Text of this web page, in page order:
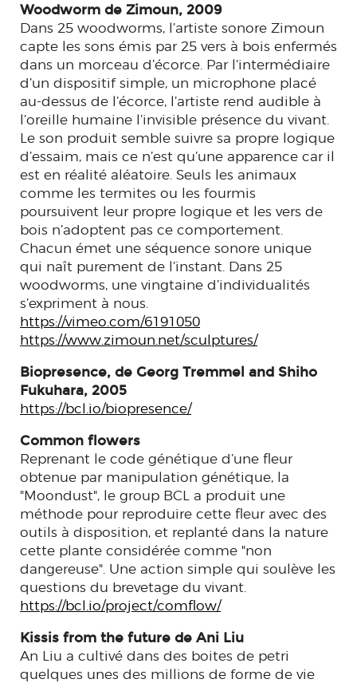
Woodworm de Zimoun, 2009
Dans 25 woodworms, l’artiste sonore Zimoun
capte les sons émis par 25 vers à bois enfermés
dans un morceau d’écorce. Par l’intermédiaire
d’un dispositif simple, un microphone placé
au-dessus de l’écorce, l’artiste rend audible à
l’oreille humaine l’invisible présence du vivant.
Le son produit semble suivre sa propre logique
d’essaim, mais ce n’est qu’une apparence car il
est en réalité aléatoire. Seuls les animaux
comme les termites ou les fourmis
poursuivent leur propre logique et les vers de
bois n’adoptent pas ce comportement.
Chacun émet une séquence sonore unique
qui naît purement de l’instant. Dans 25
woodworms, une vingtaine d’individualités
s’expriment à nous.
https://vimeo.com/6191050
https://www.zimoun.net/sculptures/
Biopresence, de Georg Tremmel and Shiho
Fukuhara, 2005
https://bcl.io/biopresence/
Common flowers
Reprenant le code génétique d’une fleur
obtenue par manipulation génétique, la
"Moondust", le group BCL a produit une
méthode pour reproduire cette fleur avec des
outils à disposition, et replanté dans la nature
cette plante considérée comme "non
dangereuse". Une action simple qui soulève les
questions du brevetage du vivant.
https://bcl.io/project/comflow/
Kissis from the future de Ani Liu
An Liu a cultivé dans des boites de petri
quelques unes des millions de forme de vie